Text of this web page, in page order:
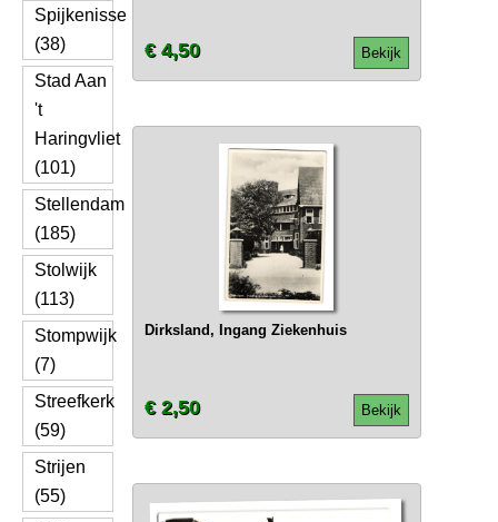
Spijkenisse
(38)
Stad Aan
't
Haringvliet
(101)
Stellendam
(185)
Stolwijk
(113)
Stompwijk
(7)
Streefkerk
(59)
Strijen
(55)
Bekijk
€ 4,50
Dirksland, Ingang Ziekenhuis
Bekijk
€ 2,50